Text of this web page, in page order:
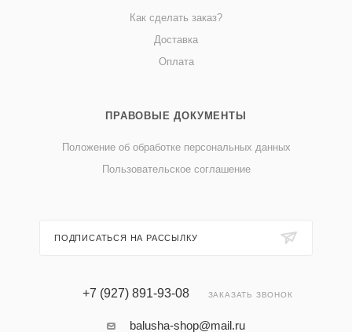
Как сделать заказ?
Доставка
Оплата
ПРАВОВЫЕ ДОКУМЕНТЫ
Положение об обработке персональных данных
Пользовательское соглашение
ПОДПИСАТЬСЯ НА РАССЫЛКУ
+7 (927) 891-93-08 ЗАКАЗАТЬ ЗВОНОК
balusha-shop@mail.ru